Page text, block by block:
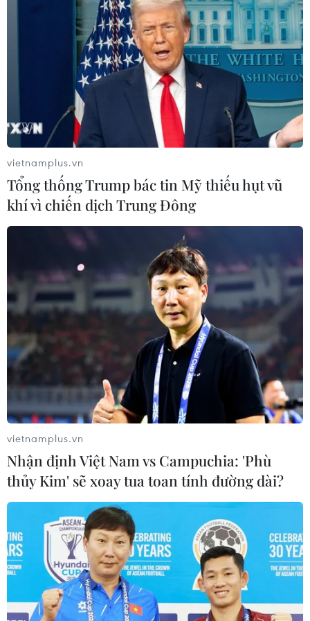
chức Lễ hội Thành Bản Phủ năm 2018 gắn với Ngày hội
Văn hóa, Thể thao và Du lịch các dân tộc huyện Điện
Biên lần thứ VII.
Hấp dẫn vẻ đẹp nguyên sơ của 4.000 hòn
đảo trên sông Mekong
08/04/2018 09:05
Việc một quốc gia lục địa không hề có biển như Lào lại
có tới 4.000 hòn đảo tại khu vực khá hẻo lánh này đã
thôi thúc nhiều du khách tới đây tìm hiểu và khám phá.
vietnamplus.vn
Tổng thống Trump bác tin Mỹ thiếu hụt vũ
khí vì chiến dịch Trung Đông
vietnamplus.vn
Nhận định Việt Nam vs Campuchia: 'Phù
thủy Kim' sẽ xoay tua toan tính đường dài?